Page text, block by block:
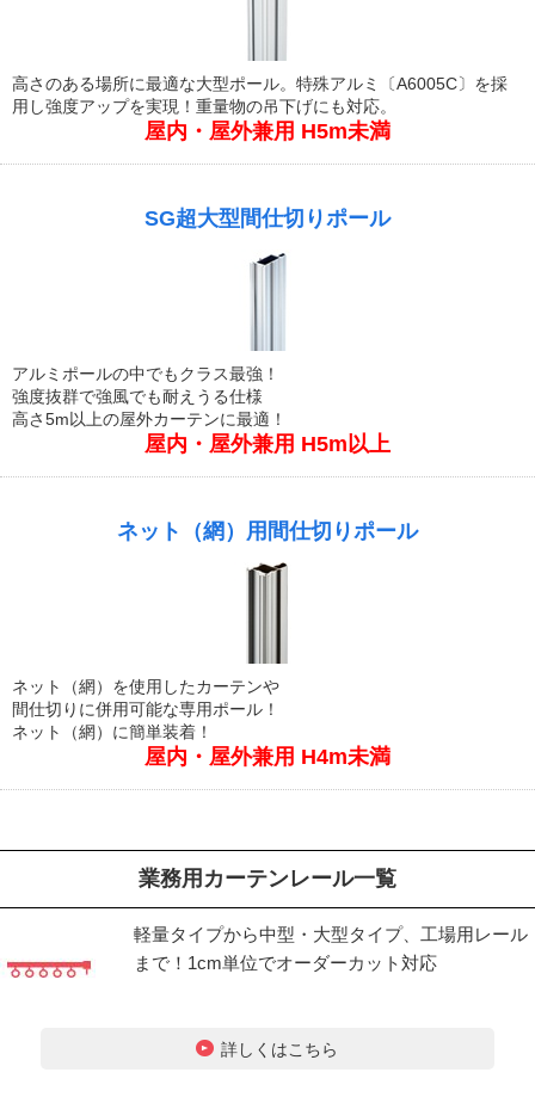
高さのある場所に最適な大型ポール。特殊アルミ〔A6005C〕を採
用し強度アップを実現！重量物の吊下げにも対応。
屋内・屋外兼用 H5m未満
SG超大型間仕切りポール
アルミポールの中でもクラス最強！
強度抜群で強風でも耐えうる仕様
高さ5m以上の屋外カーテンに最適！
屋内・屋外兼用 H5m以上
ネット（網）用間仕切りポール
ネット（網）を使用したカーテンや
間仕切りに併用可能な専用ポール！
ネット（網）に簡単装着！
屋内・屋外兼用 H4m未満
業務用カーテンレール一覧
軽量タイプから中型・大型タイプ、工場用レール
まで！1cm単位でオーダーカット対応
詳しくはこちら